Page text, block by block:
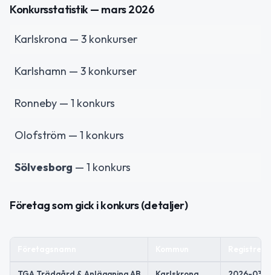
Konkursstatistik — mars 2026
Karlskrona — 3 konkurser
Karlshamn — 3 konkurser
Ronneby — 1 konkurs
Olofström — 1 konkurs
Sölvesborg — 1 konkurs
Företag som gick i konkurs (detaljer)